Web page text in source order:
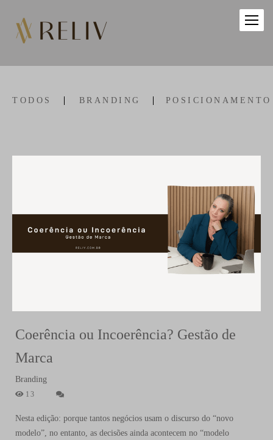
TODOS BRANDING POSICIONAMENTO
Coerência ou Incoerência? Gestão de
Marca
Branding
13
Nesta edição: porque tantos negócios usam o discurso do “novo
modelo”, no entanto, as decisões ainda acontecem no “modelo